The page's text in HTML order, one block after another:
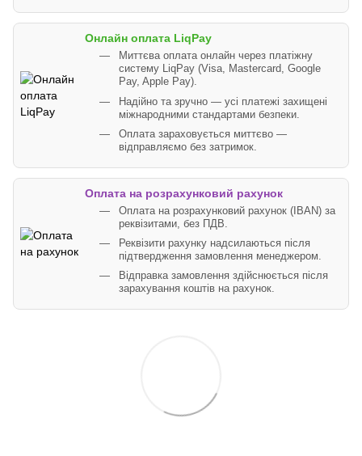
Онлайн оплата LiqPay
Миттєва оплата онлайн через платіжну
систему LiqPay (Visa, Mastercard, Google
Pay, Apple Pay).
Надійно та зручно — усі платежі захищені
міжнародними стандартами безпеки.
Оплата зараховується миттєво —
відправляємо без затримок.
Оплата на розрахунковий рахунок
Оплата на розрахунковий рахунок (IBAN) за
реквізитами, без ПДВ.
Реквізити рахунку надсилаються після
підтвердження замовлення менеджером.
Відправка замовлення здійснюється після
зарахування коштів на рахунок.